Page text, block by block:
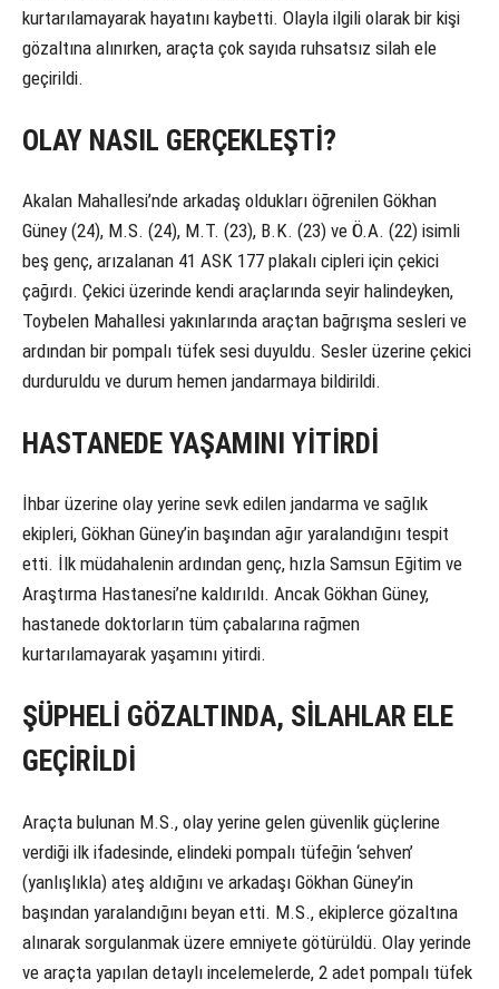
kurtarılamayarak hayatını kaybetti. Olayla ilgili olarak bir kişi
gözaltına alınırken, araçta çok sayıda ruhsatsız silah ele
geçirildi.
OLAY NASIL GERÇEKLEŞTİ?
Akalan Mahallesi’nde arkadaş oldukları öğrenilen Gökhan
Güney (24), M.S. (24), M.T. (23), B.K. (23) ve Ö.A. (22) isimli
beş genç, arızalanan 41 ASK 177 plakalı cipleri için çekici
çağırdı. Çekici üzerinde kendi araçlarında seyir halindeyken,
Toybelen Mahallesi yakınlarında araçtan bağrışma sesleri ve
ardından bir pompalı tüfek sesi duyuldu. Sesler üzerine çekici
durduruldu ve durum hemen jandarmaya bildirildi.
HASTANEDE YAŞAMINI YİTİRDİ
İhbar üzerine olay yerine sevk edilen jandarma ve sağlık
ekipleri, Gökhan Güney’in başından ağır yaralandığını tespit
etti. İlk müdahalenin ardından genç, hızla Samsun Eğitim ve
Araştırma Hastanesi’ne kaldırıldı. Ancak Gökhan Güney,
hastanede doktorların tüm çabalarına rağmen
kurtarılamayarak yaşamını yitirdi.
ŞÜPHELİ GÖZALTINDA, SİLAHLAR ELE
GEÇİRİLDİ
Araçta bulunan M.S., olay yerine gelen güvenlik güçlerine
verdiği ilk ifadesinde, elindeki pompalı tüfeğin ‘sehven’
(yanlışlıkla) ateş aldığını ve arkadaşı Gökhan Güney’in
başından yaralandığını beyan etti. M.S., ekiplerce gözaltına
alınarak sorgulanmak üzere emniyete götürüldü. Olay yerinde
ve araçta yapılan detaylı incelemelerde, 2 adet pompalı tüfek